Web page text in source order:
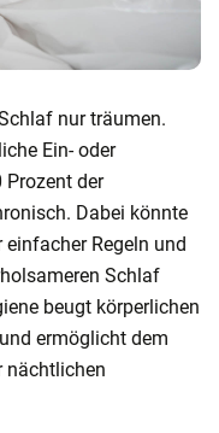
nur träumen.
Ein- oder
Prozent der
Dabei könnte
Regeln und
Schlaf
beugt körperlichen
ermöglicht dem
nächtlichen